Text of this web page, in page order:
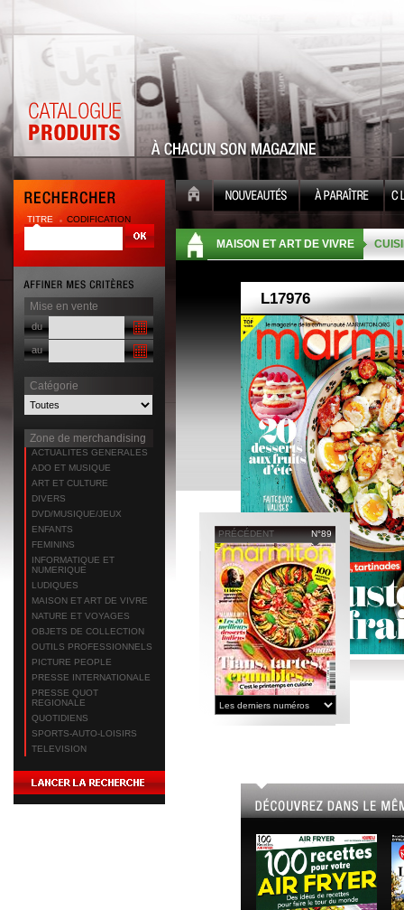
TITRE CODIFICATION
Mise en vente
du
au
Catégorie
Zone de merchandising
ACTUALITES GENERALES
ADO ET MUSIQUE
ART ET CULTURE
DIVERS
DVD/MUSIQUE/JEUX
ENFANTS
FEMININS
INFORMATIQUE ET
NUMERIQUE
LUDIQUES
MAISON ET ART DE VIVRE
NATURE ET VOYAGES
OBJETS DE COLLECTION
OUTILS PROFESSIONNELS
PICTURE PEOPLE
PRESSE INTERNATIONALE
PRESSE QUOT
REGIONALE
QUOTIDIENS
SPORTS-AUTO-LOISIRS
TELEVISION
MAISON ET ART DE VIVRE
PRÉCÉDENT N°89